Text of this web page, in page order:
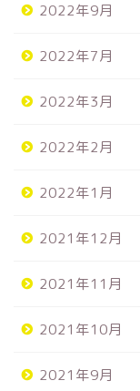
2022年9月
2022年7月
2022年3月
2022年2月
2022年1月
2021年12月
2021年11月
2021年10月
2021年9月